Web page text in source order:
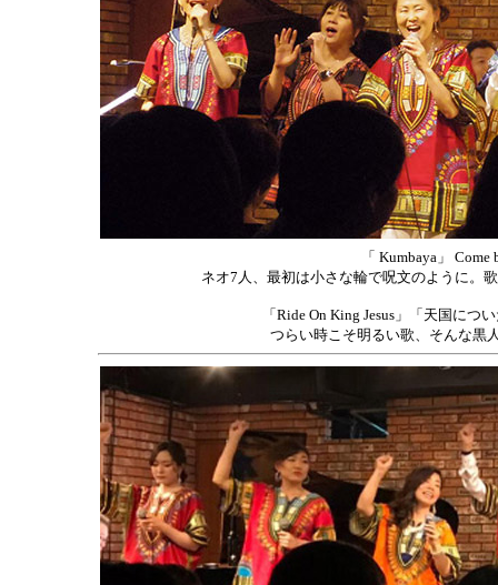
「 Kumbaya」
ネオ7人、最初は小さな輪で呪文のように。
「Ride On King Jesus」「天国に
つらい時こそ明るい歌、そんな黒